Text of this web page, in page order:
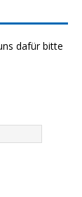
dafür bitte